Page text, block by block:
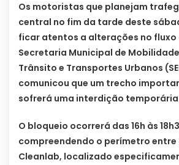
Os motoristas que planejam
central no fim da tarde deste
ficar atentos a alterações no fluxo
Secretaria Municipal de
Trânsito e Transportes Urbanos
comunicou que um trecho
sofrerá uma interdição
O bloqueio ocorrerá das 16h às
compreendendo o perímetro entre
Cleanlab, localizado